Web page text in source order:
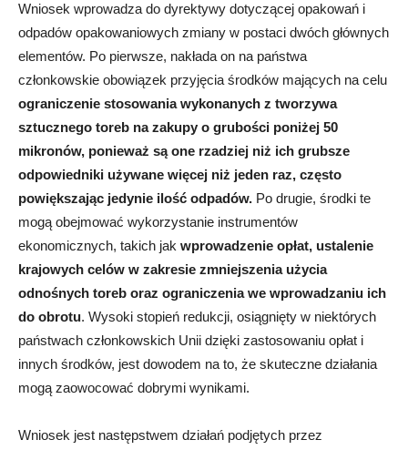
Wniosek wprowadza do dyrektywy dotyczącej opakowań i
odpadów opakowaniowych zmiany w postaci dwóch głównych
elementów. Po pierwsze, nakłada on na państwa
członkowskie obowiązek przyjęcia środków mających na celu
ograniczenie stosowania wykonanych z tworzywa
sztucznego toreb na zakupy o grubości poniżej 50
mikronów, ponieważ są one rzadziej niż ich grubsze
odpowiedniki używane więcej niż jeden raz, często
powiększając jedynie ilość odpadów. Po drugie, środki te
mogą obejmować wykorzystanie instrumentów
ekonomicznych, takich jak wprowadzenie opłat, ustalenie
krajowych celów w zakresie zmniejszenia użycia
odnośnych toreb oraz ograniczenia we wprowadzaniu ich
do obrotu. Wysoki stopień redukcji, osiągnięty w niektórych
państwach członkowskich Unii dzięki zastosowaniu opłat i
innych środków, jest dowodem na to, że skuteczne działania
mogą zaowocować dobrymi wynikami.
Wniosek jest następstwem działań podjętych przez